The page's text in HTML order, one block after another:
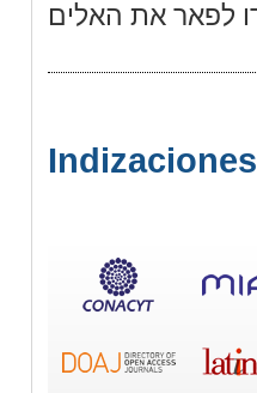
Indizaciones